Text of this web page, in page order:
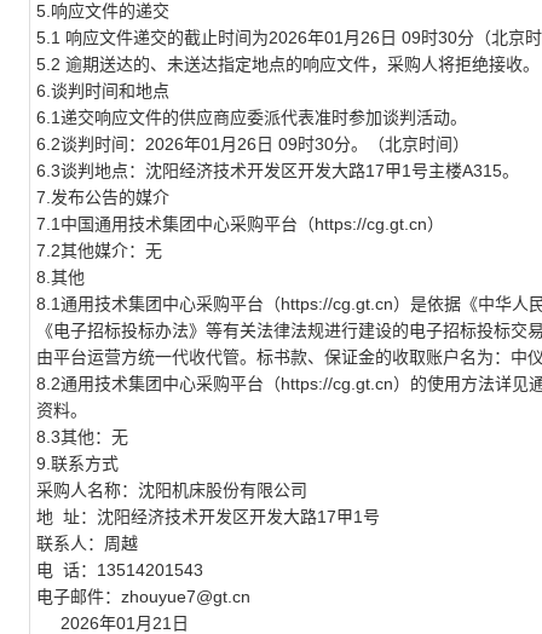
5.响应文件的递交
5.1 响应文件递交的截止时间为2026年01月26日 09时30分（北京
5.2 逾期送达的、未送达指定地点的响应文件，采购人将拒绝接收。
6.谈判时间和地点
6.1递交响应文件的供应商应委派代表准时参加谈判活动。
6.2谈判时间：2026年01月26日 09时30分。（北京时间）
6.3谈判地点：沈阳经济技术开发区开发大路17甲1号主楼A315。
7.发布公告的媒介
7.1中国通用技术集团中心采购平台（https://cg.gt.cn）
7.2其他媒介：无
8.其他
8.1通用技术集团中心采购平台（https://cg.gt.cn）是依据《中华
《电子招标投标办法》等有关法律法规进行建设的电子招标投标
由平台运营方统一代收代管。标书款、保证金的收取账户名为：中
8.2通用技术集团中心采购平台（https://cg.gt.cn）的使用方法详
资料。
8.3其他：无
9.联系方式
采购人名称：沈阳机床股份有限公司
地 址：沈阳经济技术开发区开发大路17甲1号
联系人：周越
电 话：13514201543
电子邮件：zhouyue7@gt.cn
2026年01月21日